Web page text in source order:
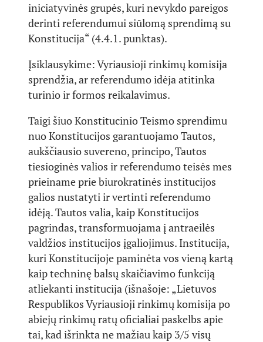
iniciatyvinės grupės, kuri nevykdo pareigos
derinti referendumui siūlomą sprendimą su
Konstitucija“ (4.4.1. punktas).
Įsiklausykime: Vyriausioji rinkimų komisija
sprendžia, ar referendumo idėja atitinka
turinio ir formos reikalavimus.
Taigi šiuo Konstitucinio Teismo sprendimu
nuo Konstitucijos garantuojamo Tautos,
aukščiausio suvereno, principo, Tautos
tiesioginės valios ir referendumo teisės mes
prieiname prie biurokratinės institucijos
galios nustatyti ir vertinti referendumo
idėją. Tautos valia, kaip Konstitucijos
pagrindas, transformuojama į antraeilės
valdžios institucijos įgaliojimus. Institucija,
kuri Konstitucijoje paminėta vos vieną kartą
kaip techninę balsų skaičiavimo funkciją
atliekanti institucija (išnašoje: „Lietuvos
Respublikos Vyriausioji rinkimų komisija po
abiejų rinkimų ratų oficialiai paskelbs apie
tai, kad išrinkta ne mažiau kaip 3/5 visų